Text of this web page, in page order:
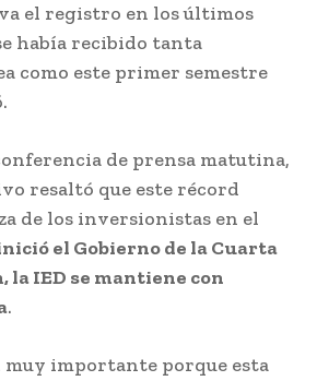
el registro en los últimos
había recibido tanta
como este primer semestre
de prensa matutina,
resaltó que este récord
de los inversionistas en el
el Gobierno de la Cuarta
IED se mantiene con
.
muy importante porque esta